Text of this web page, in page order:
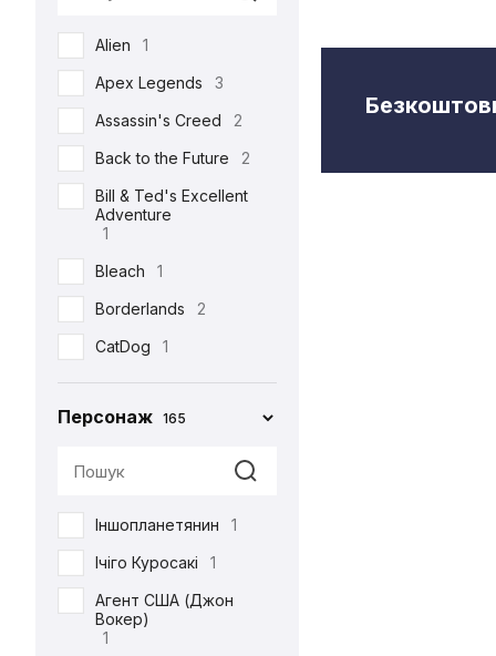
Toys Era
Weta Workshop
Alien
1
Apex Legends
3
Assassin's Creed
2
Back to the Future
2
Bill & Ted's Excellent
Adventure
1
Bleach
1
Borderlands
2
CatDog
1
Charlie and the
1
5
Defenders of the Earth
Diablo
1
ET
1
Персонаж 165
Іншопланетянин
1
Ічіго Куросакі
1
Агент США (Джон
Вокер)
1